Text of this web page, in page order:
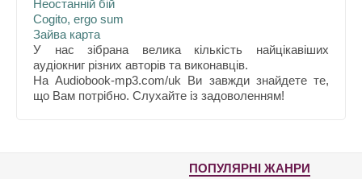
Неостанній бій
Cogito, ergo sum
Зайва карта
У нас зібрана велика кількість найцікавіших
аудіокниг різних авторів та виконавців.
На Audiobook-mp3.com/uk Ви завжди знайдете те,
що Вам потрібно. Слухайте із задоволенням!
ПОПУЛЯРНІ ЖАНРИ